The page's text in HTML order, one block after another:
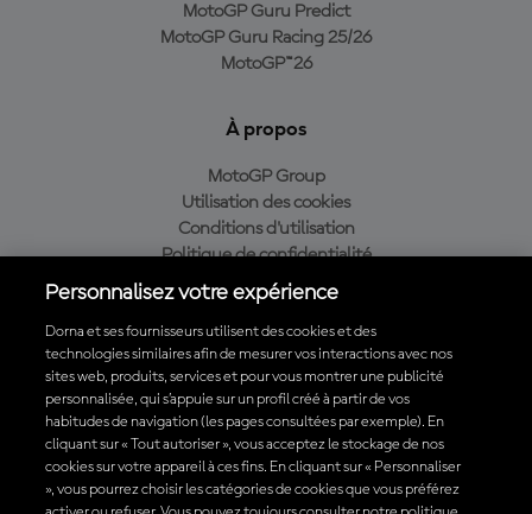
MotoGP Guru Predict
MotoGP Guru Racing 25/26
MotoGP™26
À propos
MotoGP Group
Utilisation des cookies
Conditions d'utilisation
Politique de confidentialité
Politique d’achat
Télécharger l'appli officielle du MotoGP™
© 2026 MotoGP Sports Entertainment Group. Tous droits réservés.
Personnalisez votre expérience
Dorna et ses fournisseurs utilisent des cookies et des
technologies similaires afin de mesurer vos interactions avec nos
sites web, produits, services et pour vous montrer une publicité
personnalisée, qui s’appuie sur un profil créé à partir de vos
habitudes de navigation (les pages consultées par exemple). En
cliquant sur « Tout autoriser », vous acceptez le stockage de nos
cookies sur votre appareil à ces fins. En cliquant sur « Personnaliser
», vous pourrez choisir les catégories de cookies que vous préférez